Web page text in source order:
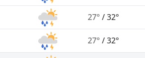
27° /32°
27° /32°